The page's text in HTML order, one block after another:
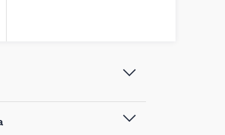
for Metal 180 - 2608600316